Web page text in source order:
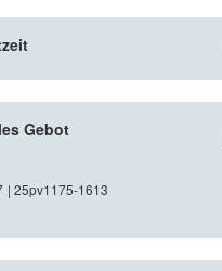
Gebot
| 25pv1175-1613